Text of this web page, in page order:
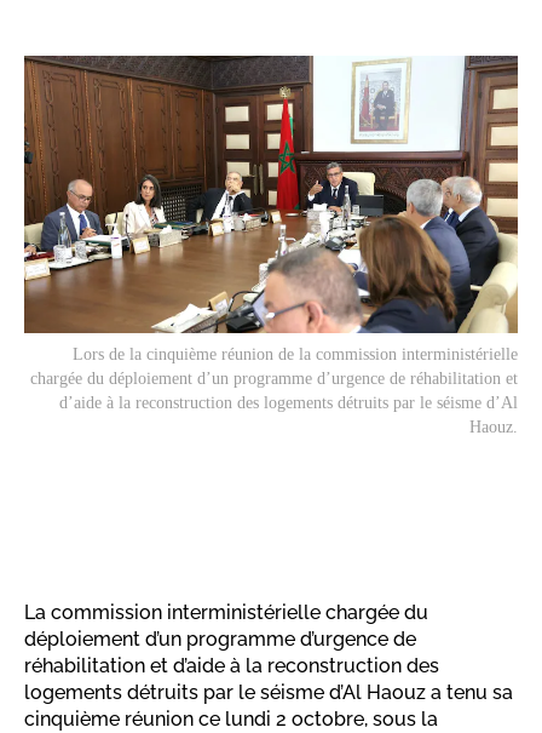
Lors de la cinquième réunion de la commission interministérielle
chargée du déploiement d’un programme d’urgence de réhabilitation et
d’aide à la reconstruction des logements détruits par le séisme d’Al
Haouz.
La commission interministérielle chargée du
déploiement d’un programme d’urgence de
réhabilitation et d’aide à la reconstruction des
logements détruits par le séisme d’Al Haouz a tenu sa
cinquième réunion ce lundi 2 octobre, sous la